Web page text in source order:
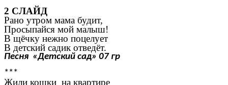
2 СЛАЙД
Рано утром мама будит,
Просыпайся мой малыш!
В щёчку нежно поцелует
В детский садик отведёт.
Песня «Детский сад» 07 гр
***
Жили кошки на квартире